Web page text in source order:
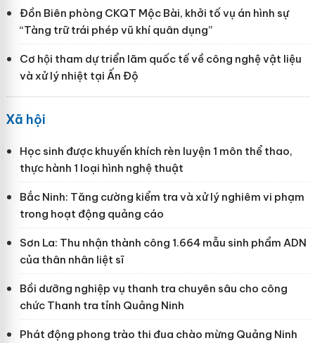
Đồn Biên phòng CKQT Mộc Bài, khởi tố vụ án hình sự
“Tàng trữ trái phép vũ khí quân dụng”
Cơ hội tham dự triển lãm quốc tế về công nghệ vật liệu
và xử lý nhiệt tại Ấn Độ
Xã hội
Học sinh được khuyến khích rèn luyện 1 môn thể thao,
thực hành 1 loại hình nghệ thuật
Bắc Ninh: Tăng cường kiểm tra và xử lý nghiêm vi phạm
trong hoạt động quảng cáo
Sơn La: Thu nhận thành công 1.664 mẫu sinh phẩm ADN
của thân nhân liệt sĩ
Bồi dưỡng nghiệp vụ thanh tra chuyên sâu cho công
chức Thanh tra tỉnh Quảng Ninh
Phát động phong trào thi đua chào mừng Quảng Ninh